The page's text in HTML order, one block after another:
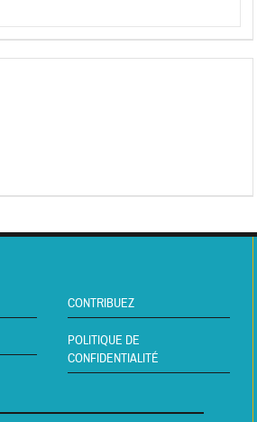
CONTRIBUEZ
POLITIQUE DE
CONFIDENTIALITÉ